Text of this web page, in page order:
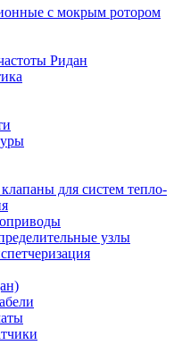
с мокрым ротором
Ридан
для систем тепло-
узлы